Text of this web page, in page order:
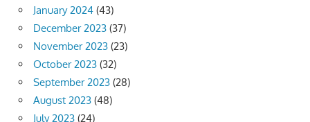
January 2024 (43)
December 2023 (37)
November 2023 (23)
October 2023 (32)
September 2023 (28)
August 2023 (48)
July 2023 (24)